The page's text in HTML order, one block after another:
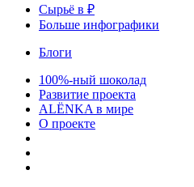
Сырьё в ₽
Больше инфографики
Блоги
100%-ный шоколад
Развитие проекта
ALЁNKA в мире
О проекте